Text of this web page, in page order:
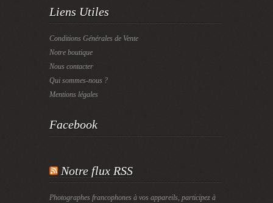
Liens Utiles
Conditions Générales de Vente
Notre boutique
Nous contacter
Qui sommes-nous ?
Mentions légales
Facebook
Notre flux RSS
Photographes francophones à vos appareils, participez à